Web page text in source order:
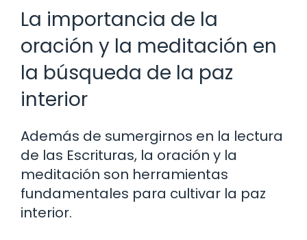
La importancia de la
oración y la meditación en
la búsqueda de la paz
interior
Además de sumergirnos en la lectura
de las Escrituras, la oración y la
meditación son herramientas
fundamentales para cultivar la paz
interior.